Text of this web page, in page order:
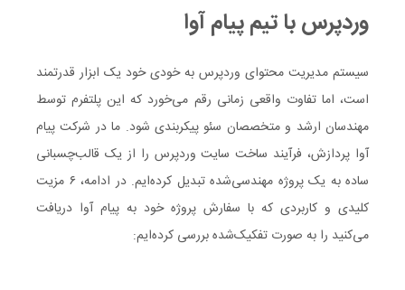
وردپرس با تیم پیام آوا
سیستم مدیریت محتوای وردپرس به خودی خود یک ابزار قدرتمند
است، اما تفاوت واقعی زمانی رقم می‌خورد که این پلتفرم توسط
مهندسان ارشد و متخصصان سئو پیکربندی شود. ما در شرکت پیام
آوا پردازش، فرآیند ساخت سایت وردپرس را از یک قالب‌چسبانی
ساده به یک پروژه مهندسی‌شده تبدیل کرده‌ایم. در ادامه، ۶ مزیت
کلیدی و کاربردی که با سفارش پروژه خود به پیام آوا دریافت
می‌کنید را به صورت تفکیک‌شده بررسی کرده‌ایم: